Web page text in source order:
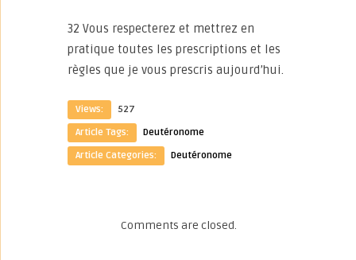
32 Vous respecterez et mettrez en
pratique toutes les prescriptions et les
règles que je vous prescris aujourd’hui.
Views:
527
Article Tags:
Deutéronome
Article Categories:
Deutéronome
Comments are closed.